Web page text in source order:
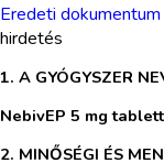
Eredeti dokumentum
hirdetés
1. A GYÓGYSZER
NebivEP 5 mg
2. MINŐSÉGI ÉS